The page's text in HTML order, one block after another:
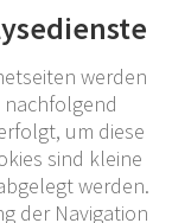
werden
um diese
sind kleine
werden.
der Navigation